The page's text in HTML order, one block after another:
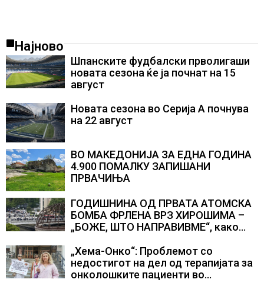
Најново
Шпанските фудбалски прволигаши
новата сезона ќе ја почнат на 15
август
Новата сезона во Серија А почнува
на 22 август
ВО МАКЕДОНИЈА ЗА ЕДНА ГОДИНА
4.900 ПОМАЛКУ ЗАПИШАНИ
ПРВАЧИЊА
ГОДИШНИНА ОД ПРВАТА АТОМСКА
БОМБА ФРЛЕНА ВРЗ ХИРОШИМА –
„БОЖЕ, ШТО НАПРАВИВМЕ“, како
Геј“ и учесниците во
бомбардирањето го доживуваа овој
настан што го промени текот на
„Хема-Онко“: Проблемот со
недостигот на дел од терапијата за
онколошките пациенти во